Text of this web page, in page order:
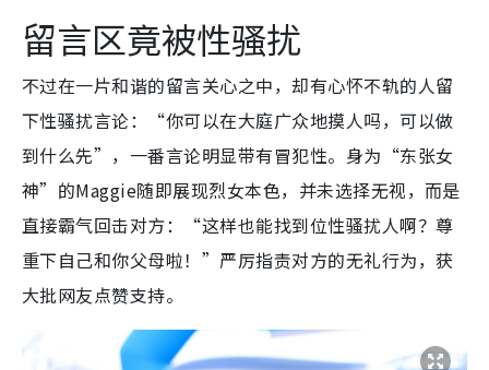
留言区竟被性骚扰
不过在一片和谐的留言关心之中，却有心怀不轨的人留
下性骚扰言论：“你可以在大庭广众地摸人吗，可以做
到什么先”，一番言论明显带有冒犯性。身为“东张女
神”的Maggie随即展现烈女本色，并未选择无视，而是
直接霸气回击对方：“这样也能找到位性骚扰人啊？尊
重下自己和你父母啦！”严厉指责对方的无礼行为，获
大批网友点赞支持。